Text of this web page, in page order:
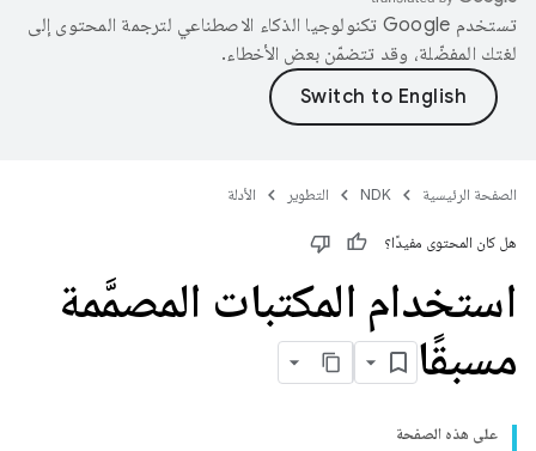
تستخدم Google تكنولوجيا الذكاء الاصطناعي لترجمة المحتوى إلى
لغتك المفضّلة، وقد تتضمّن بعض الأخطاء.
الصفحة الرئيسية NDK التطوير الأدلة
هل كان المحتوى مفيدًا؟
استخدام المكتبات المصمَّمة
مسبقًا
على هذه الصفحة